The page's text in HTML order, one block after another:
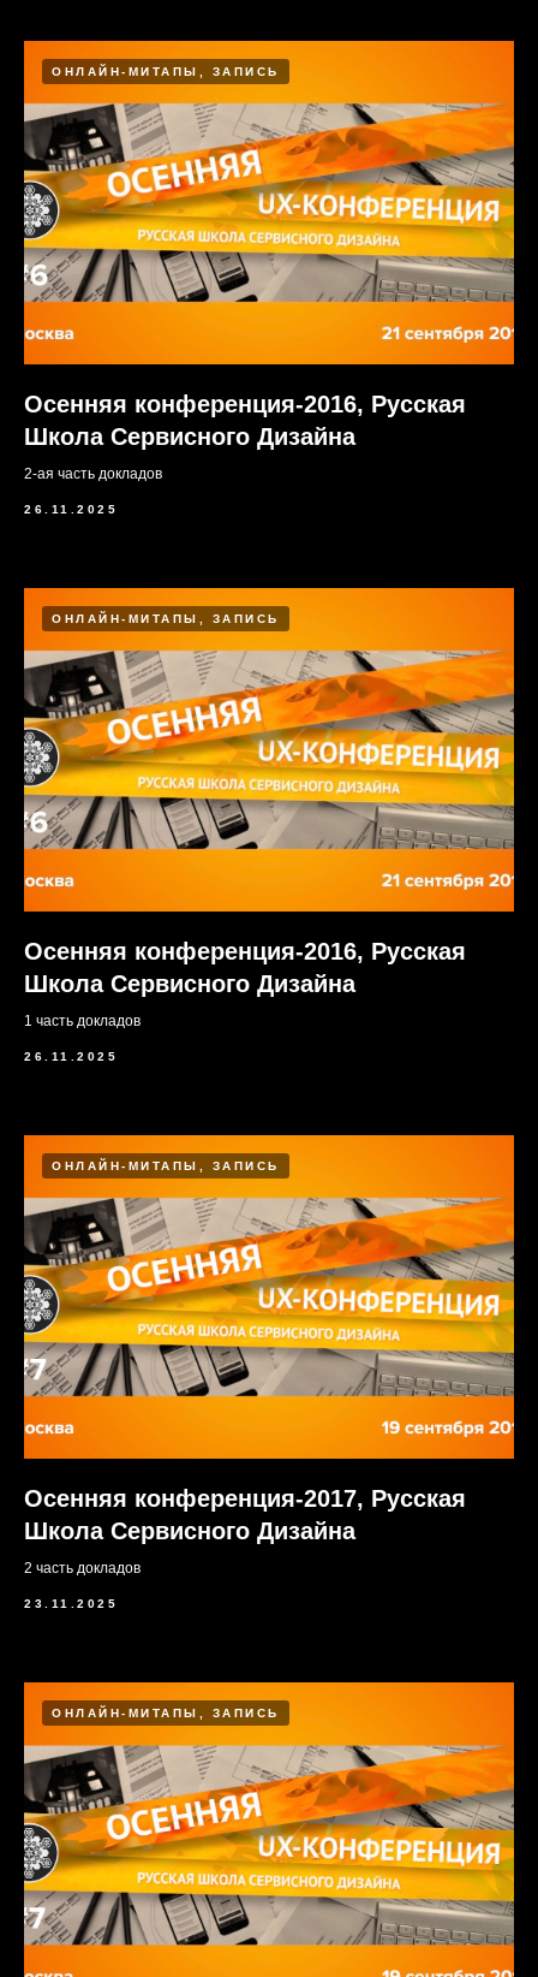
ОНЛАЙН-МИТАПЫ, ЗАПИСЬ
Осенняя конференция-2016, Русская
Школа Сервисного Дизайна
2-ая часть докладов
26.11.2025
ОНЛАЙН-МИТАПЫ, ЗАПИСЬ
Осенняя конференция-2016, Русская
Школа Сервисного Дизайна
1 часть докладов
26.11.2025
ОНЛАЙН-МИТАПЫ, ЗАПИСЬ
Осенняя конференция-2017, Русская
Школа Сервисного Дизайна
2 часть докладов
23.11.2025
ОНЛАЙН-МИТАПЫ, ЗАПИСЬ